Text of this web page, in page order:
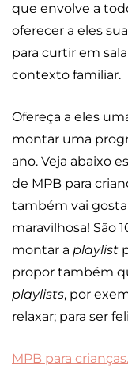
que envolve a
oferecer a eles
para curtir em
contexto familiar.
Ofereça a eles
montar uma
ano. Veja abaixo
de MPB para
também vai
maravilhosa! São
montar a playlist
propor também
playlists, por
relaxar; para ser
MPB para crianças.